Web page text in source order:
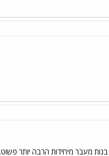
מעבר מיחידות הרבה יותר פשוט.